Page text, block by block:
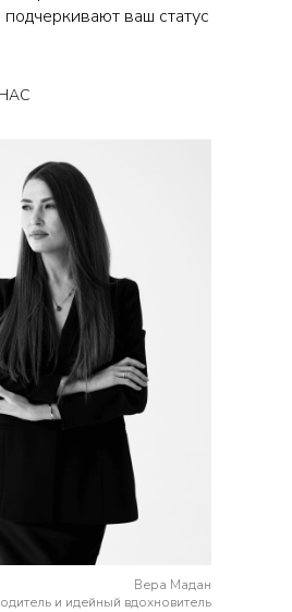
Вера Мадан
и идейный вдохновитель
ваш статус